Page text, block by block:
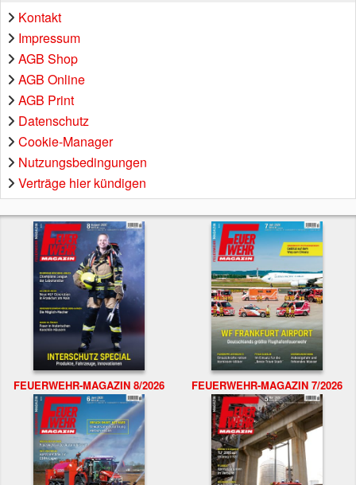
Kontakt
Impressum
AGB Shop
AGB Online
AGB Print
Datenschutz
Cookie-Manager
Nutzungsbedingungen
Verträge hier kündigen
FEUERWEHR-MAGAZIN 8/2026 FEUERWEHR-MAGAZIN 7/2026